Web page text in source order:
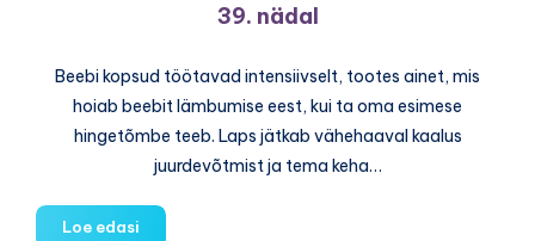
39. nädal
Beebi kopsud töötavad intensiivselt, tootes ainet, mis
hoiab beebit lämbumise eest, kui ta oma esimese
hingetõmbe teeb. Laps jätkab vähehaaval kaalus
juurdevõtmist ja tema keha…
Loe edasi